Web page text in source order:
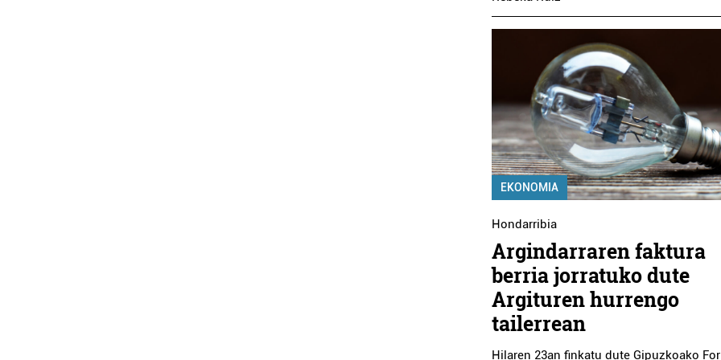
EKONOMIA
Hondarribia
Argindarraren faktura
berria jorratuko dute
Argituren hurrengo
tailerrean
Hilaren 23an finkatu dute Gipuzkoako